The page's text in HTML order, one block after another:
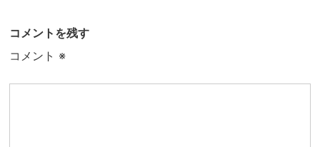
コメントを残す
コメント ※